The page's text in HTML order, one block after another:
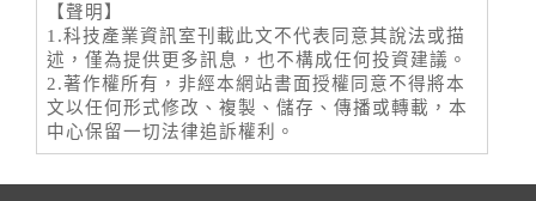
【聲明】
1.科技產業資訊室刊載此文不代表同意其說法或描
述，僅為提供更多訊息，也不構成任何投資建議。
2.著作權所有，非經本網站書面授權同意不得將本
文以任何形式修改、複製、儲存、傳播或轉載，本
中心保留一切法律追訴權利。